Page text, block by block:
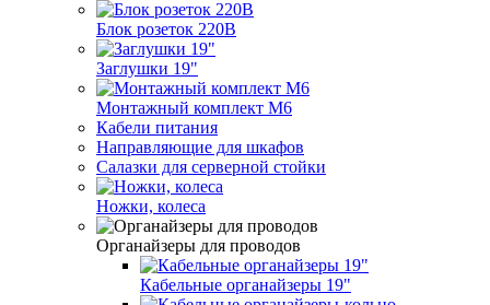
Блок розеток 220В
Заглушки 19"
Монтажный комплект M6
Кабели питания
Направляющие для шкафов
Салазки для серверной стойки
Ножки, колеса
Органайзеры для проводов
Кабельные органайзеры 19"